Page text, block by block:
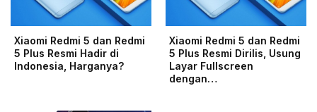
Xiaomi Redmi 5 dan Redmi
5 Plus Resmi Hadir di
Indonesia, Harganya?
Xiaomi Redmi 5 dan Redmi
5 Plus Resmi Dirilis, Usung
Layar Fullscreen
dengan…